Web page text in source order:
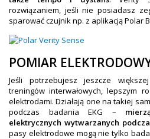
rozwiązaniem, jeśli nie posiadasz
sparować czujnik np. z aplikacją Polar
POMIAR
Jeśli potrzebujesz jeszcze
treningów interwałowych, lepszym
elektrodami. Działają one na takiej
podczas badania EKG –
elektrycznych wytwarzanych
pasy elektrodowe mogą nie tylko